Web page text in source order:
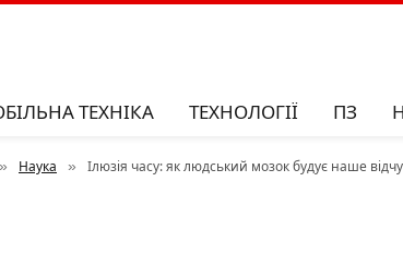
ТЕХНІКА ТЕХНОЛОГІЇ ПЗ
» Наука » Ілюзія часу: як людський мозок будує наше